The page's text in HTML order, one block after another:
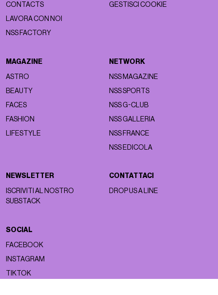
CONTACTS
LAVORA CON NOI
NSS FACTORY
GESTISCI COOKIE
MAGAZINE
ASTRO
BEAUTY
FACES
FASHION
LIFESTYLE
NETWORK
NSS MAGAZINE
NSS SPORTS
NSS G-CLUB
NSS GALLERIA
NSS FRANCE
NSS EDICOLA
NEWSLETTER
ISCRIVITI AL NOSTRO
SUBSTACK
CONTATTACI
DROP US A LINE
SOCIAL
FACEBOOK
INSTAGRAM
TIKTOK